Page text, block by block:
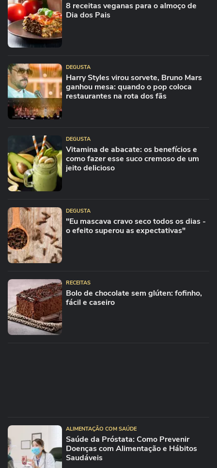
8 receitas veganas para o almoço de
Dia dos Pais
DEGUSTA
Harry Styles virou sorvete, Bruno Mars
ganhou mesa: quando o pop coloca
restaurantes na rota dos fãs
DEGUSTA
Vitamina de abacate: os benefícios e
como fazer esse suco cremoso de um
jeito delicioso
DEGUSTA
"Eu mascava cravo seco todos os dias -
o efeito superou as expectativas"
RECEITAS
Bolo de chocolate sem glúten: fofinho,
fácil e caseiro
ALIMENTAÇÃO COM SAÚDE
Saúde da Próstata: Como Prevenir
Doenças com Alimentação e Hábitos
Saudáveis